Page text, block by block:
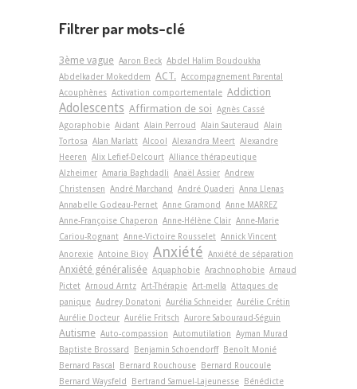
Filtrer par mots-clé
3ème vague Aaron Beck Abdel Halim Boudoukha
Abdelkader Mokeddem ACT. Accompagnement Parental
Acouphènes Activation comportementale Addiction
Adolescents Affirmation de soi Agnès Cassé
Agoraphobie Aidant Alain Perroud Alain Sauteraud Alain
Tortosa Alan Marlatt Alcool Alexandra Meert Alexandre
Heeren Alix Lefief-Delcourt Alliance thérapeutique
Alzheimer Amaria Baghdadli Anaël Assier Andrew
Christensen André Marchand André Quaderi Anna Llenas
Annabelle Godeau-Pernet Anne Gramond Anne MARREZ
Anne-Françoise Chaperon Anne-Hélène Clair Anne-Marie
Cariou-Rognant Anne-Victoire Rousselet Annick Vincent
Anorexie Antoine Bioy Anxiété Anxiété de séparation
Anxiété généralisée Aquaphobie Arachnophobie Arnaud
Pictet Arnoud Arntz Art-Thérapie Art-­mella Attaques de
panique Audrey Donatoni Aurélia Schneider Aurélie Crétin
Aurélie Docteur Aurélie Fritsch Aurore Sabouraud-Séguin
Autisme Auto-compassion Automutilation Ayman Murad
Baptiste Brossard
Benjamin Schoendorff Benoît Monié
Bernard Pascal
Bernard Rouchouse Bernard Roucoule
Bernard Waysfeld
Bertrand Samuel-Lajeunesse Bénédicte